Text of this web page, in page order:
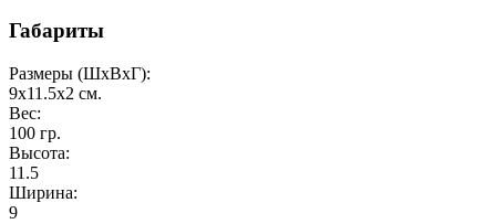
Габариты
Размеры (ШxВxГ):
9x11.5x2 см.
Вес:
100 гр.
Высота:
11.5
Ширина:
9